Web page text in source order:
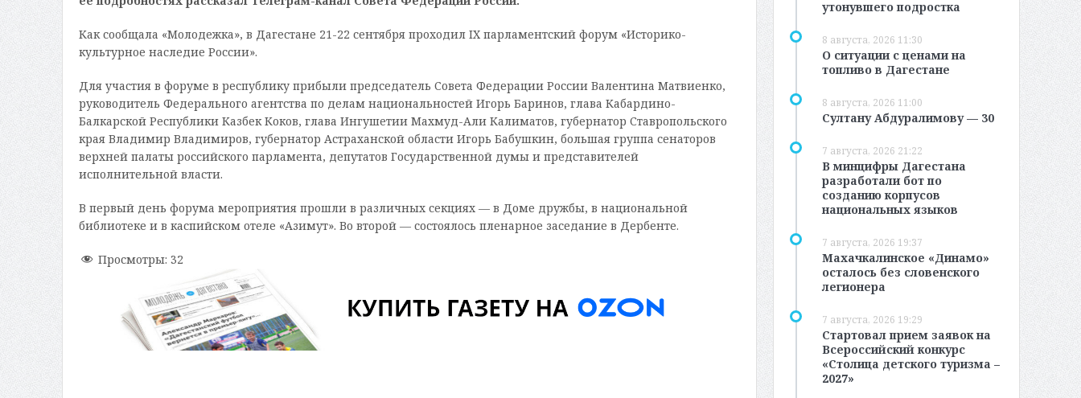
Как сообщала «Молодежка», в Дагестане 21-22 сентября проходил IX парламентский форум «Историко-
культурное наследие России».
Для участия в форуме в республику прибыли председатель Совета Федерации России Валентина Матвиенко,
руководитель Федерального агентства по делам национальностей Игорь Баринов, глава Кабардино-
Балкарской Республики Казбек Коков, глава Ингушетии Махмуд-Али Калиматов, губернатор Ставропольского
края Владимир Владимиров, губернатор Астраханской области Игорь Бабушкин, большая группа сенаторов
верхней палаты российского парламента, депутатов Государственной думы и представителей
исполнительной власти.
В первый день форума мероприятия прошли в различных секциях — в Доме дружбы, в национальной
библиотеке и в каспийском отеле «Азимут». Во второй — состоялось пленарное заседание в Дербенте.
Просмотры: 32
утонувшего подростка
8 августа, 2026 11:30
О ситуации с ценами на
топливо в Дагестане
8 августа, 2026 11:00
Султану Абдуралимову — 30
7 августа, 2026 21:22
В минцифры Дагестана
разработали бот по
созданию корпусов
национальных языков
7 августа, 2026 19:37
Махачкалинское «Динамо»
осталось без словенского
легионера
7 августа, 2026 19:29
Стартовал прием заявок на
Всероссийский конкурс
«Столица детского туризма –
2027»